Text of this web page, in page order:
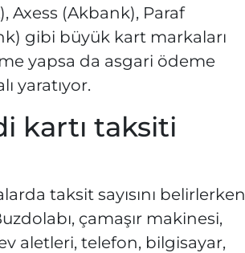
Axess (Akbank), Paraf
gibi büyük kart markaları
yapsa da asgari ödeme
yaratıyor.
kartı taksiti
taksit sayısını belirlerken
çamaşır makinesi,
aletleri, telefon, bilgisayar,